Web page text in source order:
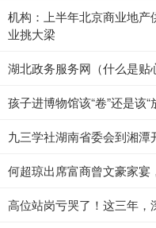
机构：上半年北京商业地
业挑大梁
湖北政务服务网（什么是贴
孩子进博物馆该“卷”还是该“
九三学社湖南省委会到湘潭
何超琼出席富商曾文豪家
高位站岗亏哭了！这三年，